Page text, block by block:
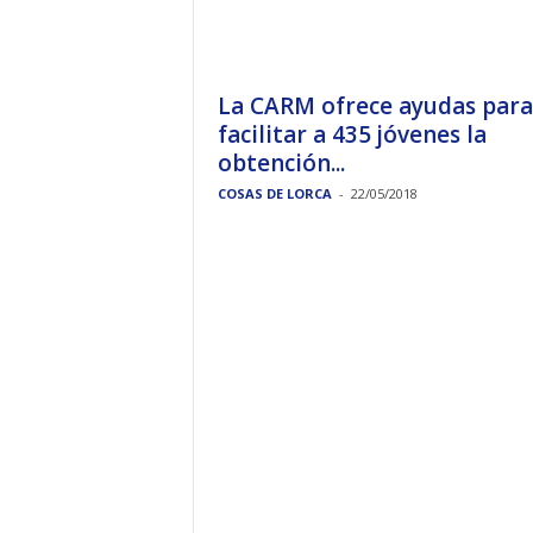
La CARM ofrece ayudas para
facilitar a 435 jóvenes la
obtención...
COSAS DE LORCA - 22/05/2018